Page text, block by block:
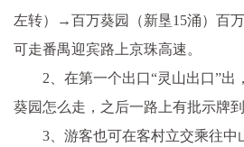
左转）→百万葵园（新垦15涌）百
可走番禺迎宾路上京珠高速。
2、在第一个出口“灵山出口”出
葵园怎么走，之后一路上有批示牌到
3、游客也可在客村立交乘往中